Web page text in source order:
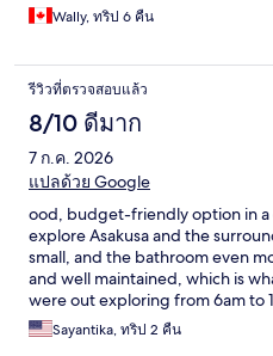
Wally, ทริป 6 คืน
รีวิวที่ตรวจสอบแล้ว
8/10 ดีมาก
7 ก.ค. 2026
แปลด้วย Google
ood, budget-friendly option in
explore Asakusa and the
small, and the bathroom even
and well maintained, which is
were out exploring from 6am to
place to sleep, so the size wasn't
you're prioritizing location, value,
Sayantika, ทริป 2 คืน